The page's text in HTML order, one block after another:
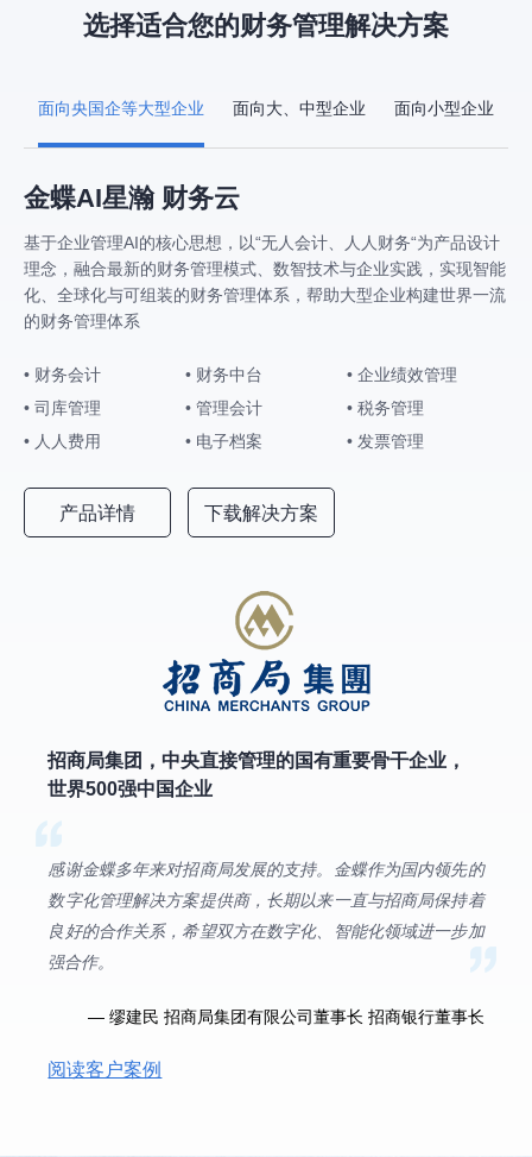
选择适合您的财务管理解决方案
面向央国企等大型企业 面向大、中型企业 面向小型企业
金蝶AI星瀚 财务云
基于企业管理AI的核心思想，以“无人会计、人人财务“为产品设计
理念，融合最新的财务管理模式、数智技术与企业实践，实现智能
化、全球化与可组装的财务管理体系，帮助大型企业构建世界一流
的财务管理体系
• 财务会计 • 财务中台
• 企业绩效管理
• 司库管理
• 管理会计
• 税务管理
• 人人费用
• 电子档案 • 发票管理
产品详情 下载解决方案
招商局集团，中央直接管理的国有重要骨干企业，
世界500强中国企业
感谢金蝶多年来对招商局发展的支持。金蝶作为国内领先的
数字化管理解决方案提供商，长期以来一直与招商局保持着
良好的合作关系，希望双方在数字化、智能化领域进一步加
强合作。
— 缪建民 招商局集团有限公司董事长 招商银行董事长
阅读客户案例